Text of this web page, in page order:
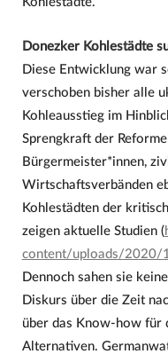
Donezker Kohlestädte
Diese Entwicklung war
verschoben bisher alle
Kohleausstieg im
Sprengkraft der
Bürgermeister*innen,
Wirtschaftsverbänden
Kohlestädten der
zeigen aktuelle Studien (
content/uploads/2020/
Dennoch sahen sie
Diskurs über die Zeit
über das Know-how für
Alternativen.